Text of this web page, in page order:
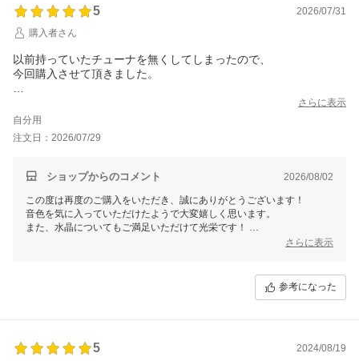
5
2026/07/31
購入者さん
以前持っていたチューナを無くしてしまったので、
今回購入させて頂きました。
澄み渡ったとても心地の良い音で、
気に入りました(・∀・)
大事にします。
ありがとうございました(・∀・)
さらに表示
自分用
注文日：2026/07/29
ショップからのコメント 2026/08/02
この度は再度のご購入をいただき、誠にありがとうございます！
音色を気に入っていただけたようで大変嬉しく思います。
また、水晶についてもご満足いただけて光栄です！
さらに表示
参考になった
5
2024/08/19